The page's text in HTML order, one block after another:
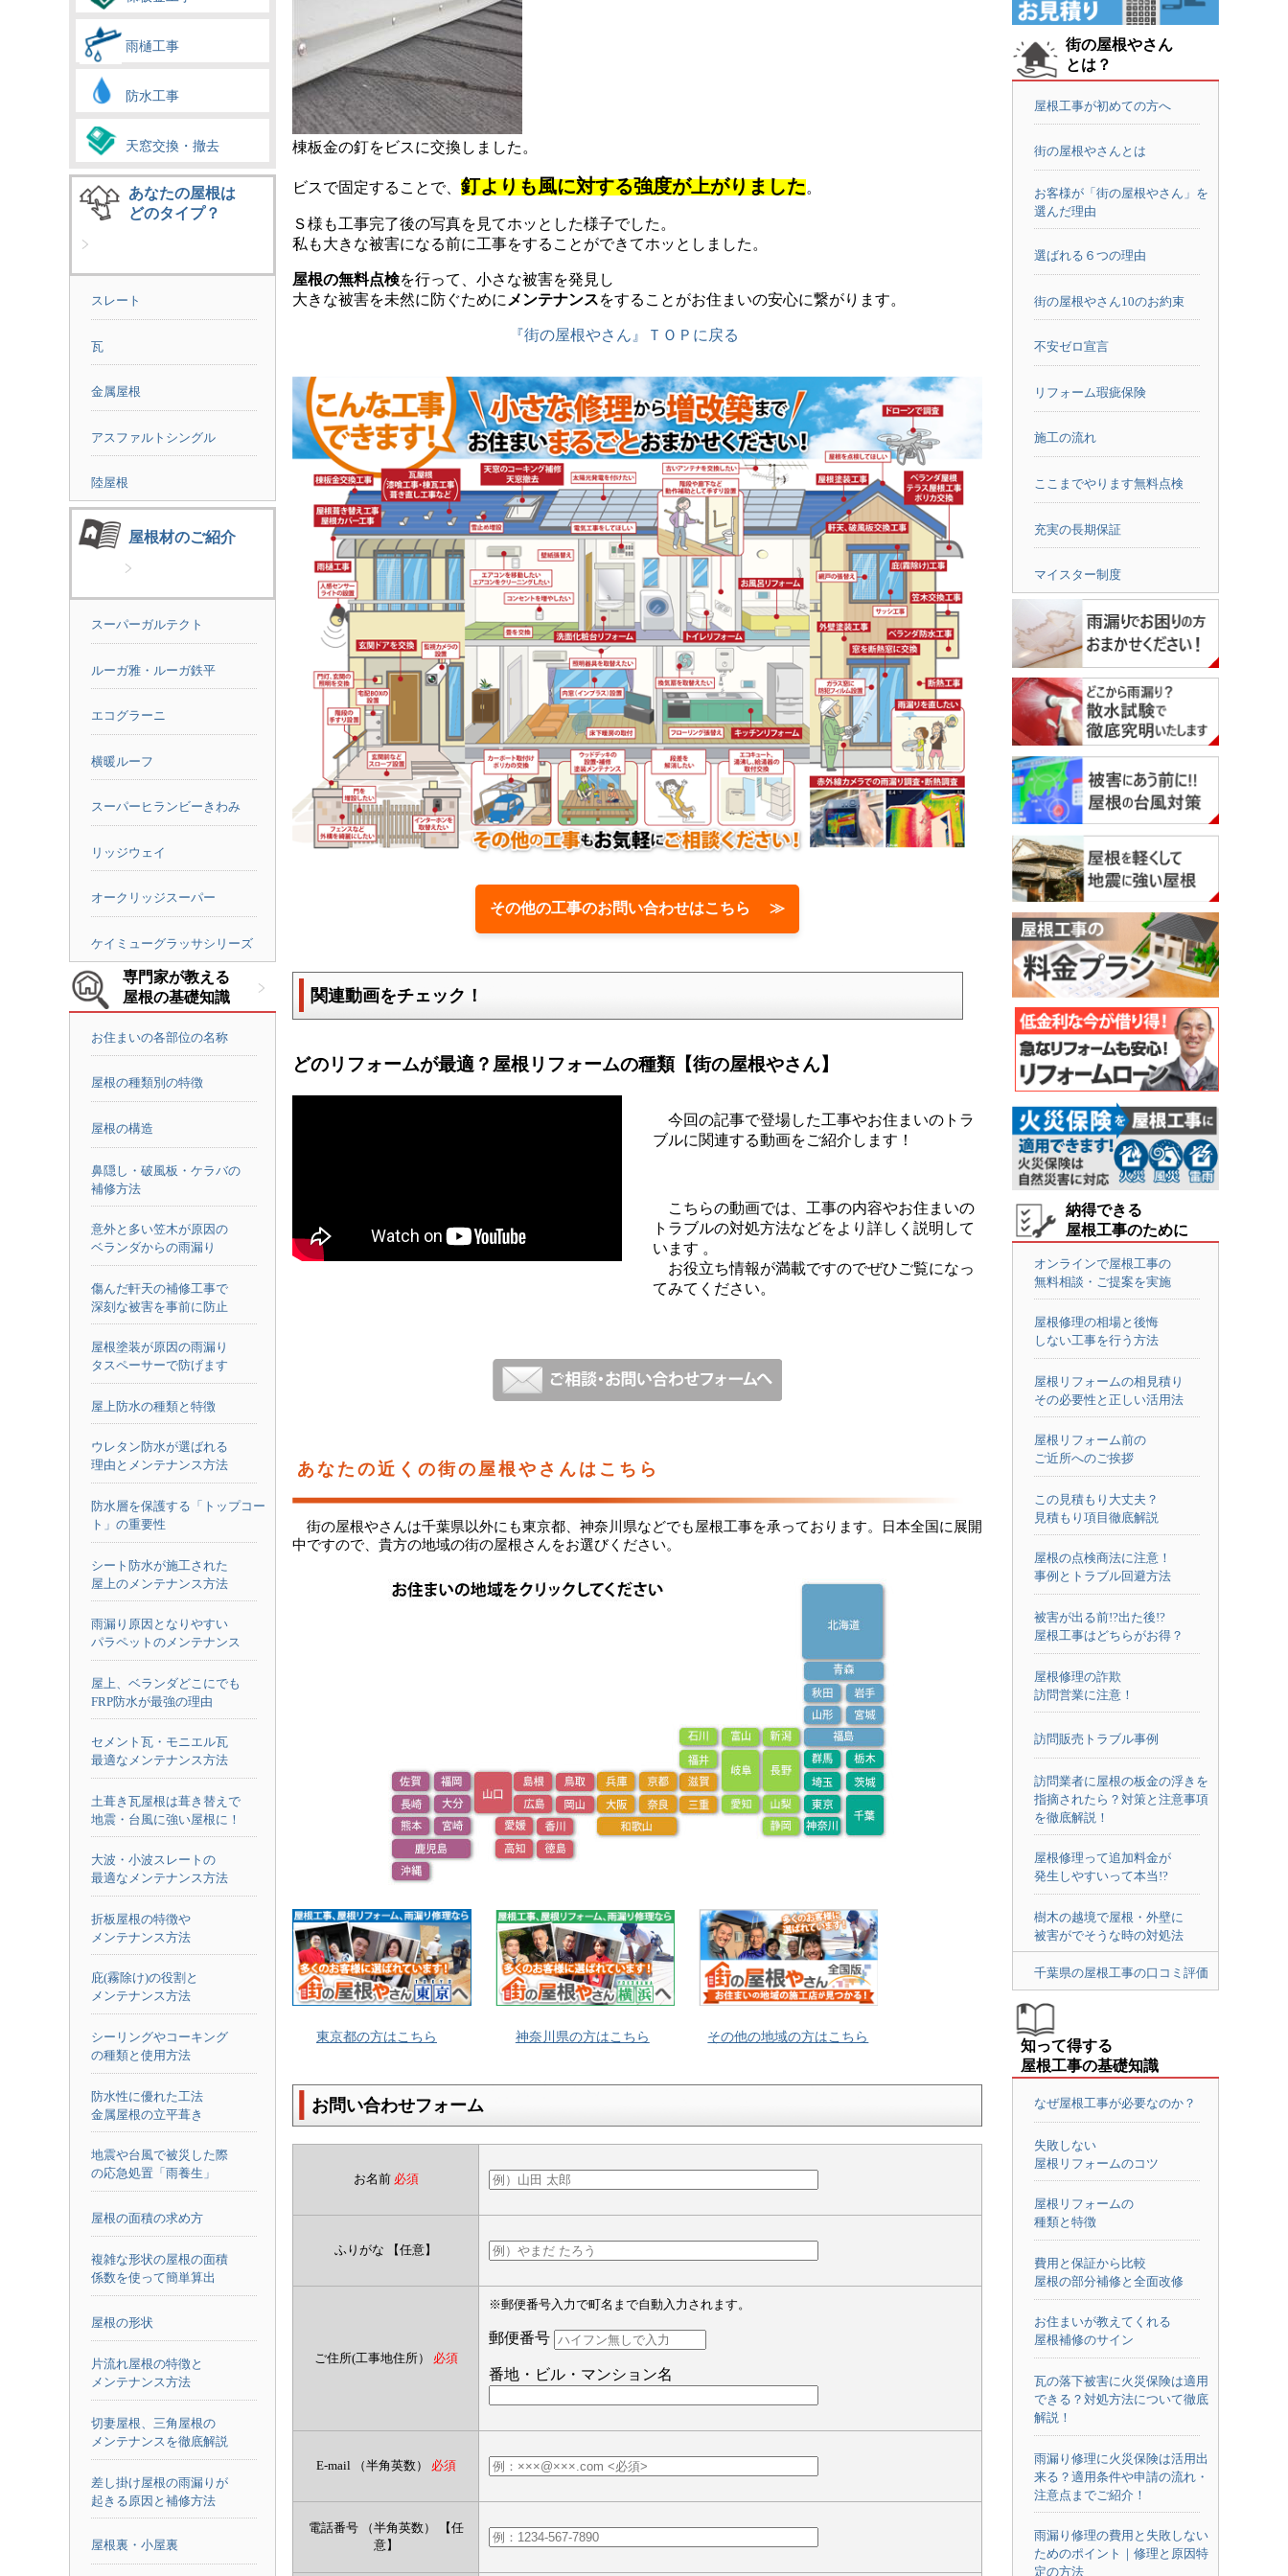
雨樋工事
防水工事
天窓交換・撤去
あなたの屋根は
どのタイプ？
スレート
瓦
金属屋根
アスファルトシングル
陸屋根
屋根材のご紹介
スーパーガルテクト
ルーガ雅・ルーガ鉄平
エコグラーニ
横暖ルーフ
スーパーヒランビーきわみ
リッジウェイ
オークリッジスーパー
ケイミューグラッサシリーズ
専門家が教える
屋根の基礎知識
お住まいの各部位の名称
屋根の種類別の特徴
屋根の構造
鼻隠し・破風板・ケラバの
補修方法
意外と多い笠木が原因の
ベランダからの雨漏り
傷んだ軒天の補修工事で
深刻な被害を事前に防止
屋根塗装が原因の雨漏り
タスペーサーで防げます
屋上防水の種類と特徴
ウレタン防水が選ばれる
理由とメンテナンス方法
防水層を保護する「トップコー
ト」の重要性
シート防水が施工された
屋上のメンテナンス方法
雨漏り原因となりやすい
パラペットのメンテナンス
屋上、ベランダどこにでも
FRP防水が最強の理由
セメント瓦・モニエル瓦
最適なメンテナンス方法
土葺き瓦屋根は葺き替えで
地震・台風に強い屋根に！
大波・小波スレートの
最適なメンテナンス方法
折板屋根の特徴や
メンテナンス方法
庇(霧除け)の役割と
メンテナンス方法
シーリングやコーキング
の種類と使用方法
防水性に優れた工法
金属屋根の立平葺き
地震や台風で被災した際
の応急処置「雨養生」
屋根の面積の求め方
複雑な形状の屋根の面積
係数を使って簡単算出
屋根の形状
片流れ屋根の特徴と
メンテナンス方法
切妻屋根、三角屋根の
メンテナンスを徹底解説
差し掛け屋根の雨漏りが
起きる原因と補修方法
屋根裏・小屋裏
棟板金の釘をビスに交換しました。
ビスで固定することで、 釘よりも風に対する強度が上がりました。
Ｓ様も工事完了後の写真を見てホッとした様子でした。
私も大きな被害になる前に工事をすることができてホッとしました。
屋根の無料点検を行って、小さな被害を発見し
大きな被害を未然に防ぐために メンテナンスをすることがお住まいの安心に繋がります。
『街の屋根やさん』ＴＯＰに戻る
その他の工事のお問い合わせはこちら ≫
関連動画をチェック！
どのリフォームが最適？屋根リフォームの種類【街の屋根やさん】
今回の記事で登場した工事やお住まいのトラ
ブルに関連する動画をご紹介します！
こちらの動画では、工事の内容やお住まいの
トラブルの対処方法などをより詳しく説明して
います 。
お役立ち情報が満載ですのでぜひご覧になっ
てみてください。
あなたの近くの街の屋根やさんはこちら
街の屋根やさんは千葉県以外にも東京都、神奈川県などでも屋根工事を承っております。日本全国に展開
中ですので、貴方の地域の街の屋根さんをお選びください。
東京都の方はこちら 神奈川県の方はこちら その他の地域の方はこちら
お問い合わせフォーム
お名前 必須
ふりがな 【任意】
ご住所(工事地住所） 必須
※郵便番号入力で町名まで自動入力されます。
郵便番号
番地・ビル・マンション名
E-mail （半角英数） 必須
電話番号 （半角英数）
【任
意】
街の屋根やさん
とは？
屋根工事が初めての方へ
街の屋根やさんとは
お客様が「街の屋根やさん」を
選んだ理由
選ばれる６つの理由
街の屋根やさん10のお約束
不安ゼロ宣言
リフォーム瑕疵保険
施工の流れ
ここまでやります無料点検
充実の長期保証
マイスター制度
納得できる
屋根工事のために
オンラインで屋根工事の
無料相談・ご提案を実施
屋根修理の相場と後悔
しない工事を行う方法
屋根リフォームの相見積り
その必要性と正しい活用法
屋根リフォーム前の
ご近所へのご挨拶
この見積もり大丈夫？
見積もり項目徹底解説
屋根の点検商法に注意！
事例とトラブル回避方法
被害が出る前!?出た後!?
屋根工事はどちらがお得？
屋根修理の詐欺
訪問営業に注意！
訪問販売トラブル事例
訪問業者に屋根の板金の浮きを
指摘されたら？対策と注意事項
を徹底解説！
屋根修理って追加料金が
発生しやすいって本当!?
樹木の越境で屋根・外壁に
被害がでそうな時の対処法
千葉県の屋根工事の口コミ評価
知って得する
屋根工事の基礎知識
なぜ屋根工事が必要なのか？
失敗しない
屋根リフォームのコツ
屋根リフォームの
種類と特徴
費用と保証から比較
屋根の部分補修と全面改修
お住まいが教えてくれる
屋根補修のサイン
瓦の落下被害に火災保険は適用
できる？対処方法について徹底
解説！
雨漏り修理に火災保険は活用出
来る？適用条件や申請の流れ・
注意点までご紹介！
雨漏り修理の費用と失敗しない
ためのポイント｜修理と原因特
定の方法